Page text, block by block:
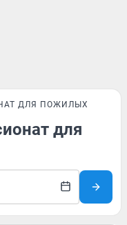
ДЛЯ ПОЖИЛЫХ
для